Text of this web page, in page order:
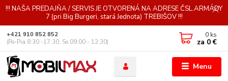
!!! NAŠA PREDAJŇA / SERVIS JE OTVORENÁ NA ADRESE ČSL.ARMÁDY
7 (pri Big Burgeri, stará Jednota) TREBIŠOV !!!
Menu
+421 910 852 852
(Po-Pia 8:30 -17:30, So 09:00 - 12:30)
0 ks
za 0 €